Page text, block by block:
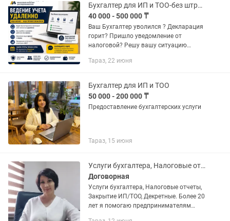
Бухгалтер для ИП и ТОО-без штрафов и стресса. Удаленно по всему Казахстану
40 000 - 500 000 ₸
Ваш Бухгалтер уволился ? Декларация
горит? Пришло уведомление от
налоговой? Решу вашу ситуацию
опыта в финансовой системе
государственных...
Тараз, 22 июня
Бухгалтер для ИП и ТОО
50 000 - 200 000 ₸
Предоставление бухгалтерских услуги
Тараз, 15 июня
Услуги бухгалтера, Налоговые отчеты, Закрытие ИП/ТОО, Декретные расчеты.
Договорная
Услуги бухгалтера, Налоговые отчеты,
Закрытие ИП/ТОО, Декретные. Более 20
лет я помогаю предпринимателям